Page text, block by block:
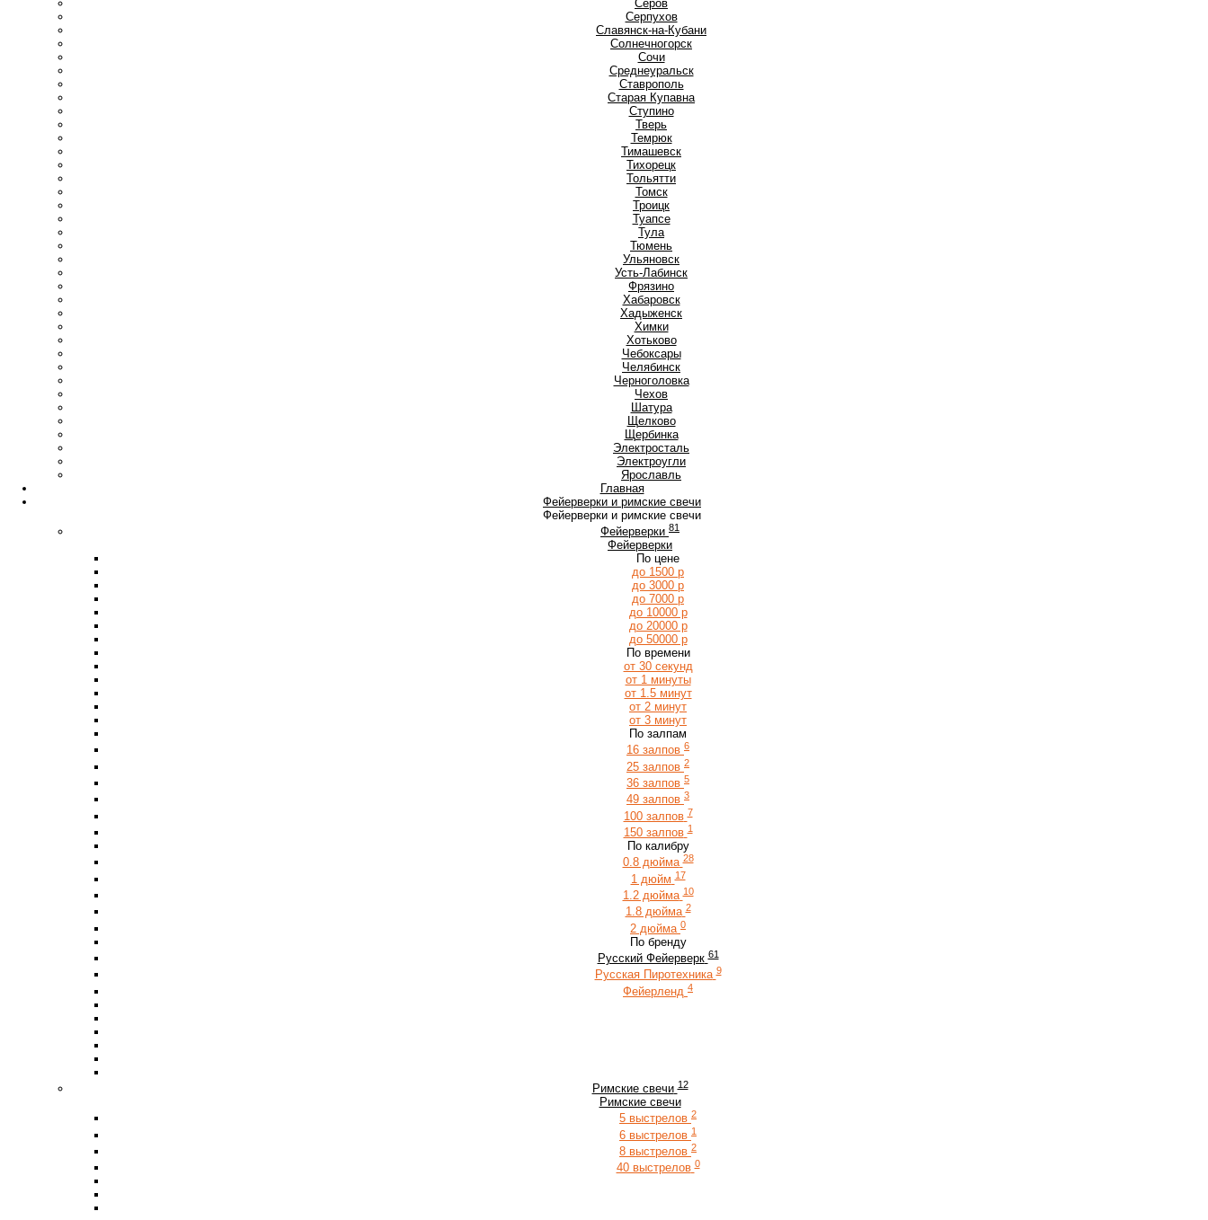
Серов
Серпухов
Славянск-на-Кубани
Солнечногорск
Сочи
Среднеуральск
Ставрополь
Старая Купавна
Ступино
Тверь
Темрюк
Тимашевск
Тихорецк
Тольятти
Томск
Троицк
Туапсе
Тула
Тюмень
Ульяновск
Усть-Лабинск
Фрязино
Хабаровск
Хадыженск
Химки
Хотьково
Чебоксары
Челябинск
Черноголовка
Чехов
Шатура
Щелково
Щербинка
Электросталь
Электроугли
Ярославль
Главная
Фейерверки и римские свечи
Фейерверки и римские свечи
Фейерверки 81
Фейерверки
По цене
до 1500 р
до 3000 р
до 7000 р
до 10000 р
до 20000 р
до 50000 р
По времени
от 30 секунд
от 1 минуты
от 1.5 минут
от 2 минут
от 3 минут
По залпам
16 залпов 6
25 залпов 2
36 залпов 5
49 залпов 3
100 залпов 7
150 залпов 1
По калибру
0.8 дюйма 28
1 дюйм 17
1.2 дюйма 10
1.8 дюйма 2
2 дюйма 0
По бренду
Русский Фейерверк 61
Русская Пиротехника 9
Фейерленд 4
Римские свечи 12
Римские свечи
5 выстрелов 2
6 выстрелов 1
8 выстрелов 2
40 выстрелов 0